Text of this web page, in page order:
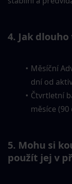
4. Jak
Měsíční
dní od
Čtvrtletní
měsíce
5. Mohu si
použít jej v